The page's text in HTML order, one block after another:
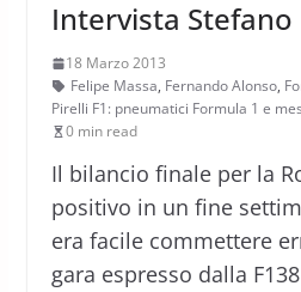
Intervista
18 Marzo 2013
Felipe Massa, Fernando Alonso,
Pirelli F1: pneumatici Formula 1 e
0 min read
Il bilancio finale per la
positivo in un fine
era facile commettere
gara espresso dalla